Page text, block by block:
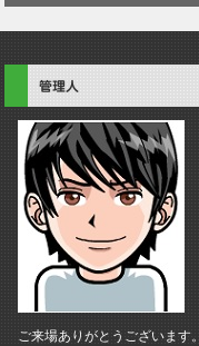
管理人
ご来場ありがとうございます。